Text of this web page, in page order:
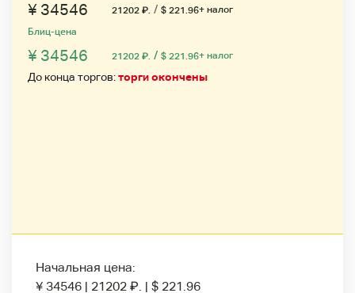
¥ 34546 21202 ₽. / $ 221.96+ налог
Блиц-цена
¥ 34546 21202 ₽. / $ 221.96+ налог
До конца торгов:торги окончены
Начальная цена:
¥ 34546 | 21202 ₽. | $ 221.96